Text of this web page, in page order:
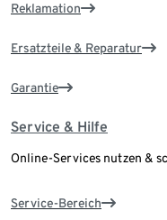
Reklamation
Ersatzteile & Reparatur
Garantie
Service & Hilfe
Online-Services nutzen &
Service-Bereich